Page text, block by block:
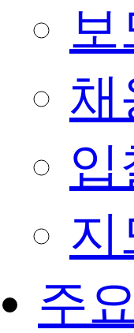
보
채
입
주